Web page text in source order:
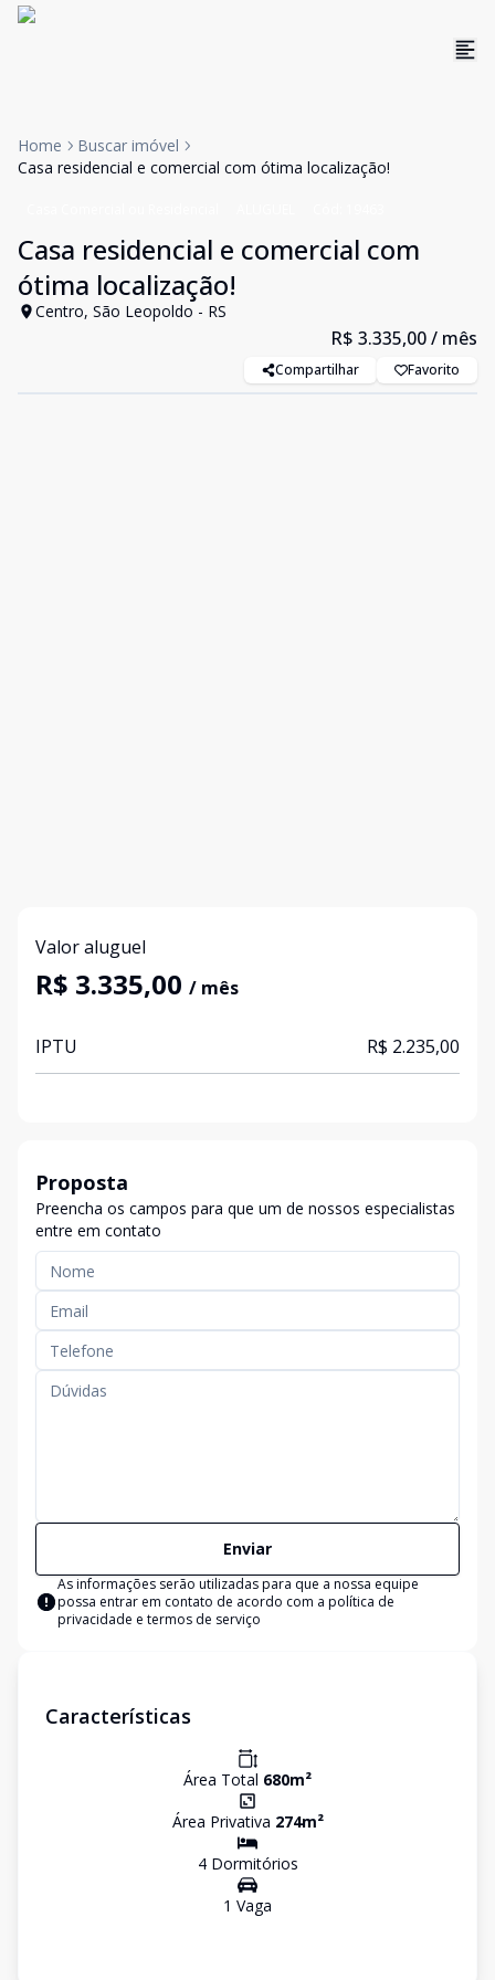
Home
Buscar imóvel
Casa residencial e comercial com ótima localização!
Casa residencial e comercial com
ótima localização!
Centro, São Leopoldo - RS
R$ 3.335,00/ mês
Compartilhar Favorito
Valor aluguel
R$ 3.335,00 / mês
IPTU R$ 2.235,00
Proposta
Preencha os campos para que um de nossos especialistas
entre em contato
Enviar
As informações serão utilizadas para que a nossa equipe
possa entrar em contato de acordo com a política de
privacidade e termos de serviço
Características
Área Total 680m²
Área Privativa 274m²
4Dormitórios
1 Vaga